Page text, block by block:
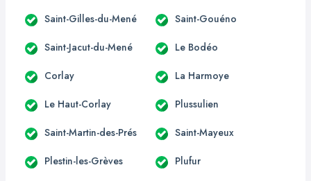
Saint-Gilles-du-Mené Saint-Gouéno
Saint-Jacut-du-Mené Le Bodéo
Corlay La Harmoye
Le Haut-Corlay Plussulien
Saint-Martin-des-Prés Saint-Mayeux
Plestin-les-Grèves Plufur